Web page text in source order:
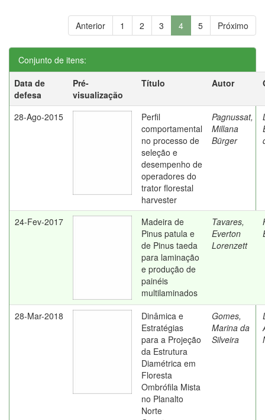
Anterior 1 2 3 4 5 Próximo
Conjunto de itens:
Data de
defesa
Pré-
visualização
Título Autor
28-Ago-2015
Perfil
comportamental
no processo de
seleção e
desempenho de
operadores do
trator florestal
harvester
Pagnussat,
Millana
Bürger
24-Fev-2017
Madeira de
Pinus patula e
de Pinus taeda
para laminação
e produção de
painéis
multilaminados
Tavares,
Everton
Lorenzett
28-Mar-2018
Dinâmica e
Estratégias
para a Projeção
da Estrutura
Diamétrica em
Floresta
Ombrófila Mista
no Planalto
Norte
Gomes,
Marina da
Silveira